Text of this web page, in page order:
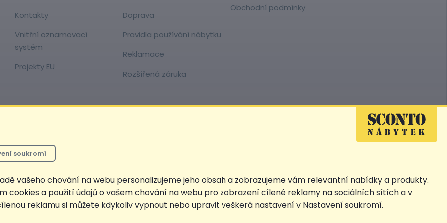
Kontakty
Vnitřní oznamovací
systém
Projekty EU
Doprava
Pravidla používání nábytku
Reklamace
Rozšířená záruka
Obchodní podmínky
Přejít naSconto.sk
Nahoru © 2026 SCONTO Nábytek s.r.o.
soukromí
vašeho chování na webu personalizujeme jeho obsah a zobrazujeme vám relevantní nabídky a produkty.
cookies a použití údajů o vašem chování na webu pro zobrazení cílené reklamy na sociálních sítích a v
reklamu si můžete kdykoliv vypnout nebo upravit veškerá nastavení v Nastavení soukromí.